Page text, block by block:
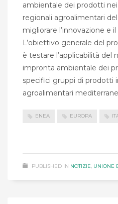
ambientale dei prodotti
regionali agroalimentari
migliorare l’innovazione e
L’obiettivo generale del
è testare l’applicabilità del
impronta ambientale dei
specifici gruppi di prodotti
agroalimentari
ENEA EUROPA
PUBLISHED IN NOTIZIE, UNIONE